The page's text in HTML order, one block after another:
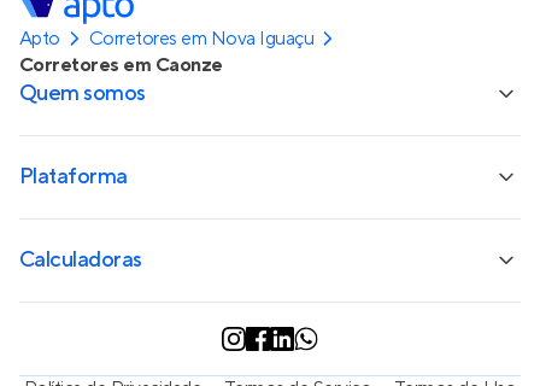
Apto
Corretores em Nova Iguaçu
Corretores em Caonze
Quem somos
Plataforma
Calculadoras